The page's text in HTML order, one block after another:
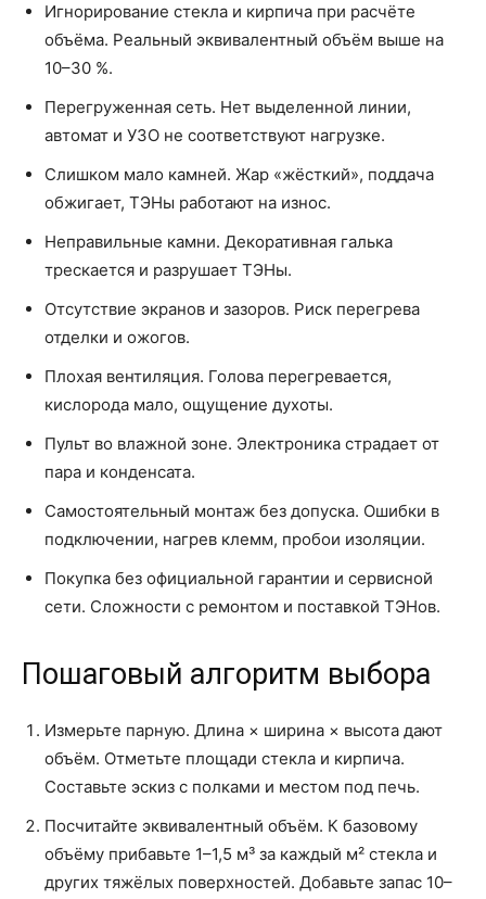
Игнорирование стекла и кирпича при расчёте
объёма. Реальный эквивалентный объём выше на
10–30 %.
Перегруженная сеть. Нет выделенной линии,
автомат и УЗО не соответствуют нагрузке.
Слишком мало камней. Жар «жёсткий», поддача
обжигает, ТЭНы работают на износ.
Неправильные камни. Декоративная галька
трескается и разрушает ТЭНы.
Отсутствие экранов и зазоров. Риск перегрева
отделки и ожогов.
Плохая вентиляция. Голова перегревается,
кислорода мало, ощущение духоты.
Пульт во влажной зоне. Электроника страдает от
пара и конденсата.
Самостоятельный монтаж без допуска. Ошибки в
подключении, нагрев клемм, пробои изоляции.
Покупка без официальной гарантии и сервисной
сети. Сложности с ремонтом и поставкой ТЭНов.
Пошаговый алгоритм выбора
Измерьте парную. Длина × ширина × высота дают
объём. Отметьте площади стекла и кирпича.
Составьте эскиз с полками и местом под печь.
Посчитайте эквивалентный объём. К базовому
объёму прибавьте 1–1,5 м³ за каждый м² стекла и
других тяжёлых поверхностей. Добавьте запас 10–